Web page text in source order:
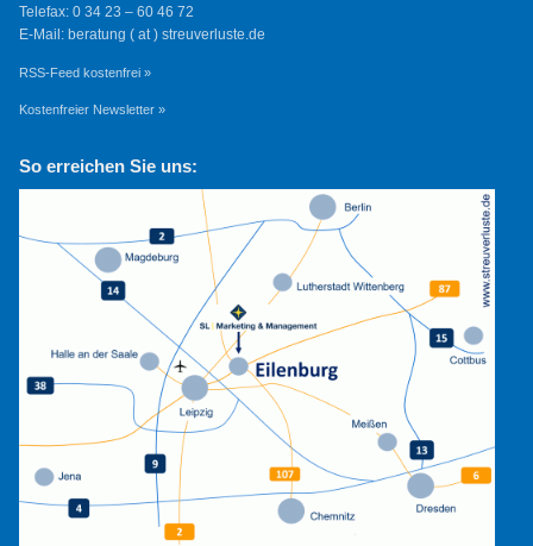
Telefax: 0 34 23 – 60 46 72
E-Mail: beratung ( at ) streuverluste.de
RSS-Feed kostenfrei »
Kostenfreier Newsletter »
So erreichen Sie uns: